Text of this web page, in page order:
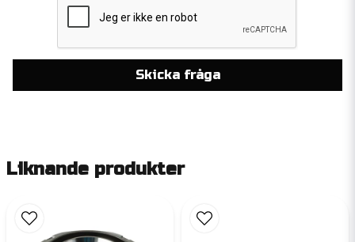
Skicka fråga
Liknande produkter